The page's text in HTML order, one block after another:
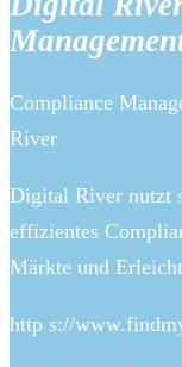
Compliance
River
Digital River nutzt
effizientes
Märkte und
http s://